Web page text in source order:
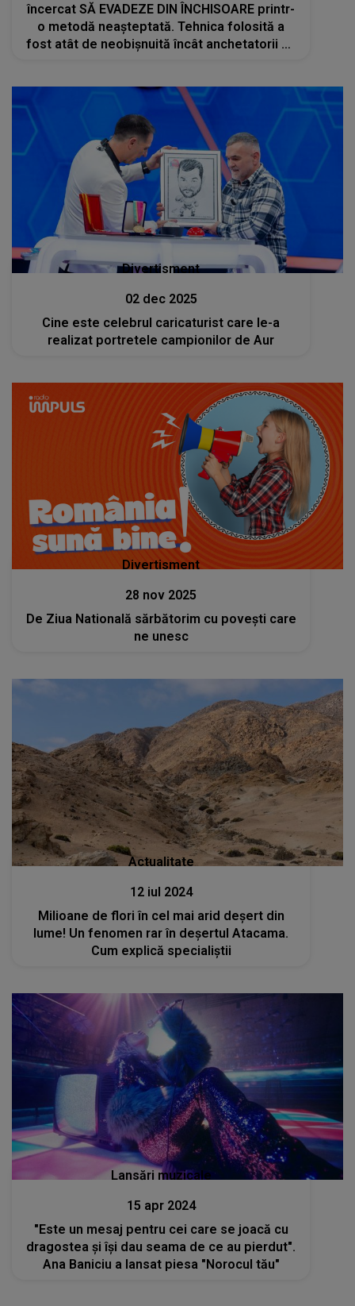
încercat SĂ EVADEZE DIN ÎNCHISOARE printr-
o metodă neașteptată. Tehnica folosită a
fost atât de neobișnuită încât anchetatorii au
Divertisment
02 dec 2025
Cine este celebrul caricaturist care le-a
realizat portretele campionilor de Aur
Divertisment
28 nov 2025
De Ziua Natională sărbătorim cu poveşti care
ne unesc
Actualitate
12 iul 2024
Milioane de flori în cel mai arid deșert din
lume! Un fenomen rar în deșertul Atacama.
Cum explică specialiștii
Lansări muzicale
15 apr 2024
"Este un mesaj pentru cei care se joacă cu
dragostea și își dau seama de ce au pierdut".
Ana Baniciu a lansat piesa "Norocul tău"